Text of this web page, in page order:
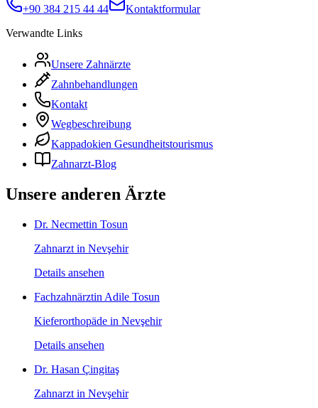
+90 384 215 44 44
Kontaktformular
Verwandte Links
Unsere Zahnärzte
Zahnbehandlungen
Kontakt
Wegbeschreibung
Kappadokien Gesundheitstourismus
Zahnarzt-Blog
Unsere anderen Ärzte
Dr. Necmettin Tosun
Zahnarzt in Nevşehir
Details ansehen
Fachzahnärztin Adile Tosun
Kieferorthopäde in Nevşehir
Details ansehen
Dr. Hasan Çingitaş
Zahnarzt in Nevşehir